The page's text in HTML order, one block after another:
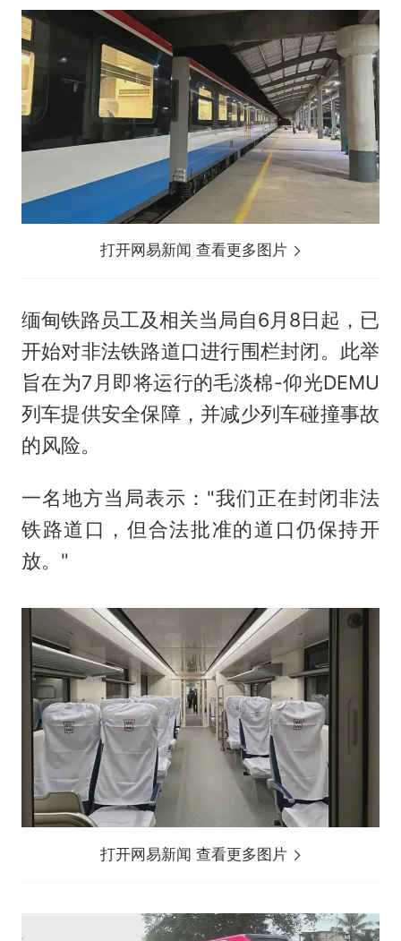
打开网易新闻 查看更多图片
缅甸铁路员工及相关当局自6月8日起，已
开始对非法铁路道口进行围栏封闭。此举
旨在为7月即将运行的毛淡棉-仰光DEMU
列车提供安全保障，并减少列车碰撞事故
的风险。
一名地方当局表示："我们正在封闭非法
铁路道口，但合法批准的道口仍保持开
放。"
打开网易新闻 查看更多图片